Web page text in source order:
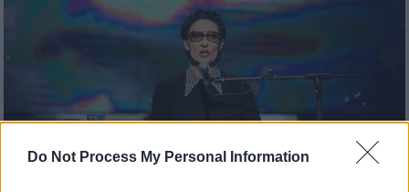
Do Not Process My Personal Information